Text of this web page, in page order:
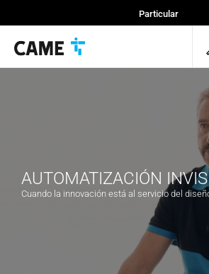
Particular
AUTOMATIZACIÓN
Cuando la innovación está al servicio del